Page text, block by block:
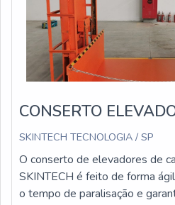
CONSERTO
SKINTECH TECNOLOGIA / SP
O conserto de elevadores de
SKINTECH é feito de forma
o tempo de paralisação e